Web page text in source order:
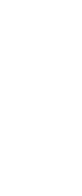
Межшкольный